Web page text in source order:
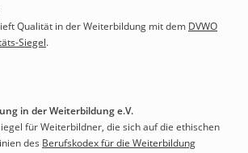
Qualität in der Weiterbildung mit dem DVWO
Siegel.
in der Weiterbildung e.V.
für Weiterbildner, die sich auf die ethischen
des Berufskodex für die Weiterbildung